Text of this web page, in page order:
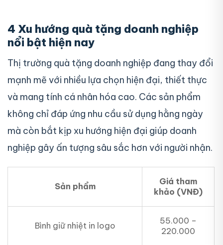
4 Xu hướng quà tặng doanh nghiệp
nổi bật hiện nay
Thị trường quà tặng doanh nghiệp đang thay đổi
mạnh mẽ với nhiều lựa chọn hiện đại, thiết thực
và mang tính cá nhân hóa cao. Các sản phẩm
không chỉ đáp ứng nhu cầu sử dụng hằng ngày
mà còn bắt kịp xu hướng hiện đại giúp doanh
nghiệp gây ấn tượng sâu sắc hơn với người nhận.
Sản phẩm
Giá tham
khảo (VNĐ)
Bình giữ nhiệt in logo
55.000 –
220.000